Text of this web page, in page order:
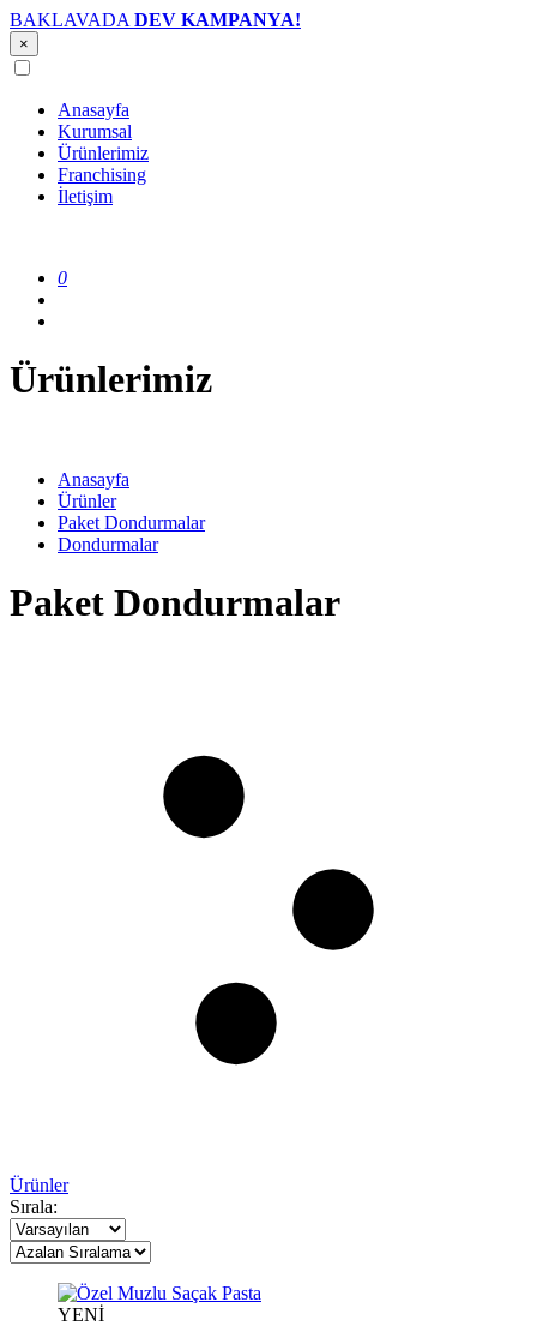
BAKLAVADA DEV KAMPANYA!
×
Anasayfa
Kurumsal
Ürünlerimiz
Franchising
İletişim
0
Ürünlerimiz
Anasayfa
Ürünler
Paket Dondurmalar
Dondurmalar
Paket Dondurmalar
Ürünler
Sırala:
YENİ